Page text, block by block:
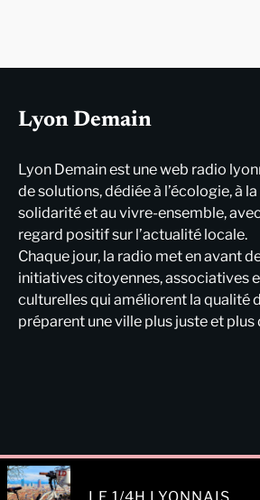
Lyon Demain
Lyon Demain est une web radio
de solutions, dédiée à l’écologie, à la
solidarité et au vivre-ensemble,
regard positif sur l’actualité locale.
Chaque jour, la radio met en avant
initiatives citoyennes, associatives
culturelles qui améliorent la qualité
préparent une ville plus juste et plus